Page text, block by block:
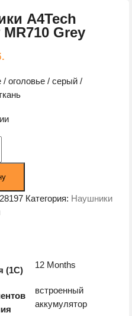
A4Tech
Grey
/ оголовье / серый /
Категория: Наушники
(1С)
12 Months
встроенный
аккумулятор